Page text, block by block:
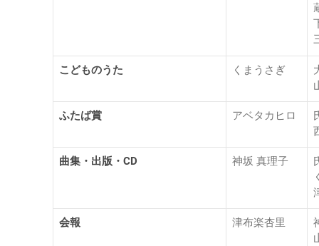
こどものうた くまうさぎ
ふたば賞 アベタカヒロ
曲集・出版・CD 神坂 真理子
会報 津布楽杏里